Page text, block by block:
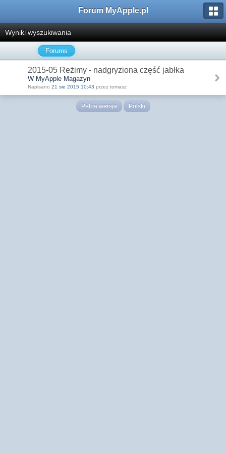
Forum MyApple.pl
Wyniki wyszukiwania
Forums
2015-05 Reżimy - nadgryziona część jabłka
W MyApple Magazyn
Napisano 21 sie 2015 10:43 przez tomasz
Pełna wersja Polski